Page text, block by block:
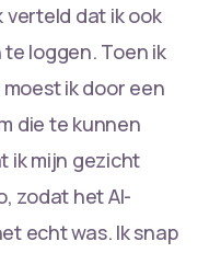
verteld dat ik ook
loggen. Toen ik
ik door een
die te kunnen
ik mijn gezicht
zodat het AI-
echt was. Ik snap